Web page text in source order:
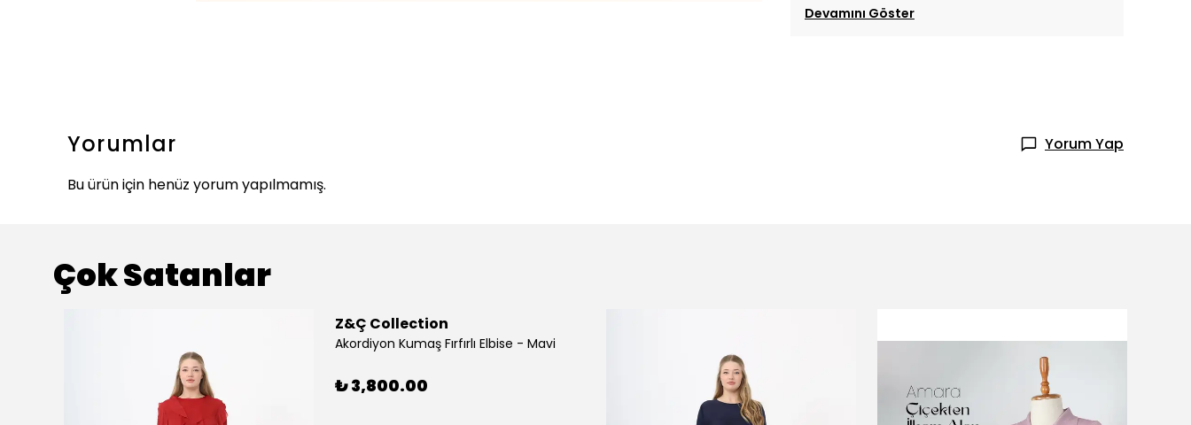
Devamını Göster
Yorumlar
Yorum Yap
Bu ürün için henüz yorum yapılmamış.
Çok Satanlar
Z&Ç Collection
Akordiyon Kumaş Fırfırlı Elbise - Mavi
₺ 3,800.00